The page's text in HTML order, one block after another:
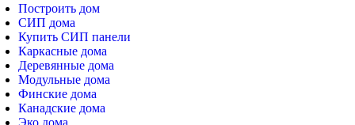
Построить дом
СИП дома
Купить СИП панели
Каркасные дома
Деревянные дома
Модульные дома
Финские дома
Канадские дома
Эко дома